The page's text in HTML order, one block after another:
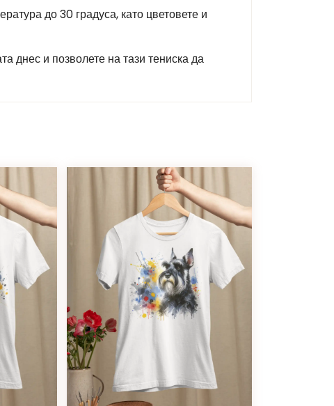
до 30 градуса, като цветовете и
днес и позволете на тази тениска да